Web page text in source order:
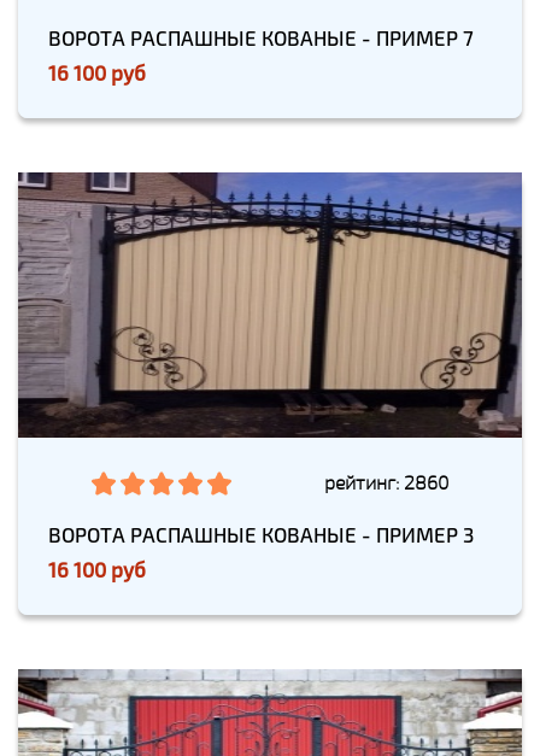
ВОРОТА РАСПАШНЫЕ КОВАНЫЕ - ПРИМЕР 7
16 100 руб
рейтинг: 2860
ВОРОТА РАСПАШНЫЕ КОВАНЫЕ - ПРИМЕР 3
16 100 руб